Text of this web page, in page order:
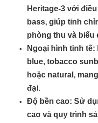
Heritage-3 với
bass, giúp tinh
phòng thu và biểu
Ngoại hình tinh tế:
blue, tobacco
hoặc natural,
đại.
Độ bền cao: Sử
cao và quy trình